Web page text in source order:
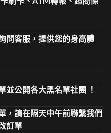
問客服，提供您的身高體
並公開各大黑名單社團 ！
，請在隔天中午前聯繫我們
訂單